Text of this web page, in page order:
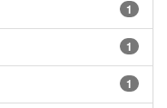
1
1
1